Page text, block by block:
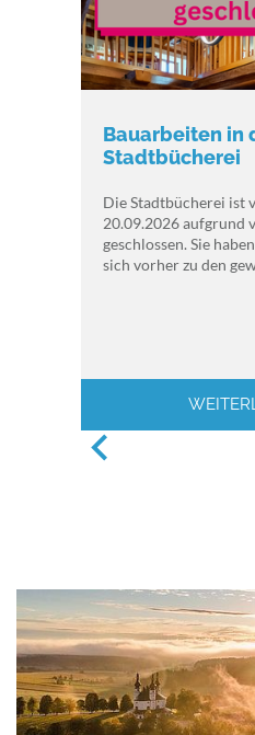
Bauarbeiten in
Stadtbücherei
Die Stadtbücherei ist
20.09.2026 aufgrund
geschlossen. Sie
sich vorher zu den